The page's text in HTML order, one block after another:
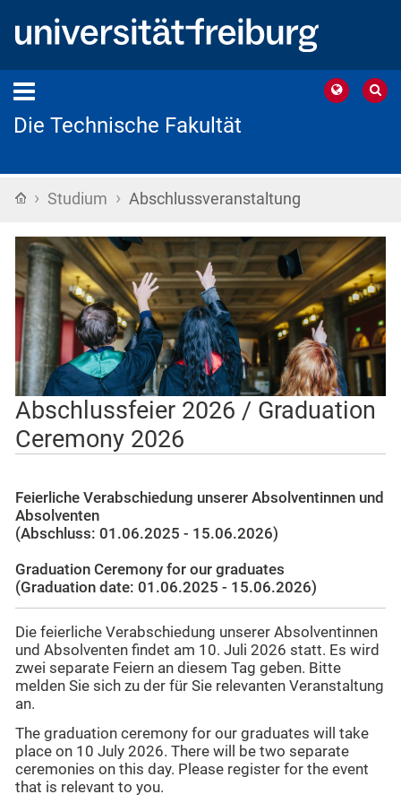
Die Technische Fakultät
Startseite
› Studium › Abschlussveranstaltung
Abschlussfeier 2026 / Graduation
Ceremony 2026
Feierliche Verabschiedung unserer Absolventinnen und
Absolventen
(Abschluss: 01.06.2025 - 15.06.2026)
Graduation Ceremony for our graduates
(Graduation date: 01.06.2025 - 15.06.2026)
Die feierliche Verabschiedung unserer Absolventinnen
und Absolventen findet am 10. Juli 2026 statt. Es wird
zwei separate Feiern an diesem Tag geben. Bitte
melden Sie sich zu der für Sie relevanten Veranstaltung
an.
The graduation ceremony for our graduates will take
place on 10 July 2026. There will be two separate
ceremonies on this day. Please register for the event
that is relevant to you.